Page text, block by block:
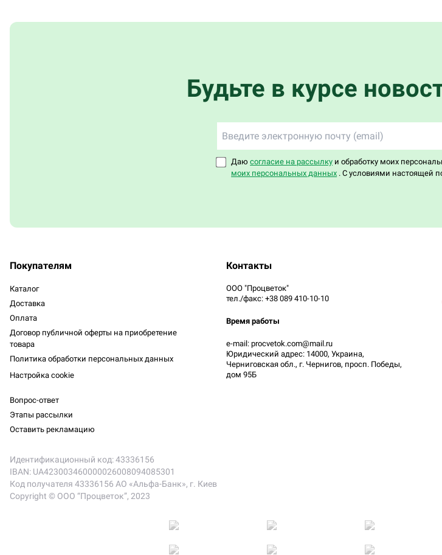
Будьте в курсе
Даюсогласие на рассылку и обработку моих
моих персональных данных . С условиями настоящей
Покупателям
Каталог
Доставка
Оплата
Договор публичной оферты на приобретение
товара
Политика обработки персональных данных
Настройка cookie
Вопрос-ответ
Этапы рассылки
Оставить рекламацию
Контакты
ООО "Процветок"
тел./факс: +38 089 410-10-10
Время работы
e-mail: procvetok.com@mail.ru
Юридический адрес: 14000, Украина,
Черниговская обл., г. Чернигов, просп. Победы,
дом 95Б
Идентификационный код: 43336156
IBAN: UA423003460000026008094085301
Код получателя 43336156 АО «Альфа-Банк», г. Киев
Copyright © ООО “Процветок”, 2023